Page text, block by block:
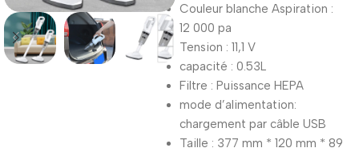
Couleur blanche Aspiration :
12 000 pa
Tension : 11,1 V
capacité : 0.53L
Filtre : Puissance HEPA
mode d’alimentation:
chargement par câble USB
Taille : 377 mm * 120 mm * 89